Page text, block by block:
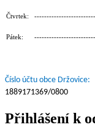
Čtvrtek:
Pátek:
Číslo účtu obce Držovice:
1889171369/0800
Přihlášení k